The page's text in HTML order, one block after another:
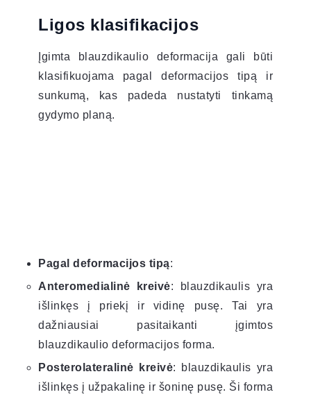
Ligos klasifikacijos
Įgimta blauzdikaulio deformacija gali būti
klasifikuojama pagal deformacijos tipą ir
sunkumą, kas padeda nustatyti tinkamą
gydymo planą.
Pagal deformacijos tipą:
Anteromedialinė kreivė: blauzdikaulis yra
išlinkęs į priekį ir vidinę pusę. Tai yra
dažniausiai pasitaikanti įgimtos
blauzdikaulio deformacijos forma.
Posterolateralinė kreivė: blauzdikaulis yra
išlinkęs į užpakalinę ir šoninę pusę. Ši forma